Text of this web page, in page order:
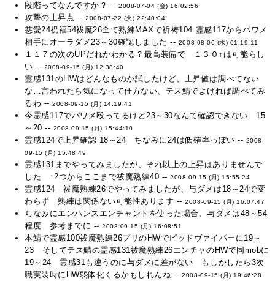
段階ってなんですか？ --2008-07-04 (金) 16:02:56
攻撃の上昇点 --2008-07-22 (火) 22:40:04
慈愛24祝福54祓魔26全て熟練MAXで祈祷104 霊感117からパワメ
相手にオーラダメ23～30確認しました -- 2008-08-06 (水) 01:19:11
１１７の次のUPだれかわかる？最高装備で １３０↑は可能らし
い -- 2008-09-15 (月) 12:38:40
霊感131のHWはどんなものか試したけど、上昇値は調べてない
な…言われたら気になって仕方ない、テス鯖でよければ調べてみ
るわ --2008-09-15 (月) 14:19:41
今霊感117でパワメ殴ってるけど23～30なんて確認できない 15
～20 -- 2008-09-15 (月) 15:44:10
霊感124で上昇確認 18～24 ちなみに24は低確率っぽい -- 2008-
09-15 (月) 15:48:49
霊感131までやってみましたが、それ以上の上昇はありませんで
した ↑2つからここまで祓魔熟練40 --2008-09-15 (月) 15:55:24
霊感124 祓魔熟練26でやってみましたが、与ダメは18～24で変
わらず 熟練は関係ない可能性あります --2008-09-15 (月) 16:07:47
ちなみにエンハンスエンチャントを使った場合、与ダメは48～54
程度 参考までに --2008-09-15 (月) 16:08:51
本鯖で霊感100祓魔熟練26プリのHWでピッドヴァイパーに19～
23 そしてテス鯖の霊感131祓魔熟練26エンチャのHWで同mobに
19～24 霊感31も違うのに与ダメに差がない もしかしたら3次
職実装時にHW弱体化くるかもしれんね --2008-09-15 (月) 19:46:28